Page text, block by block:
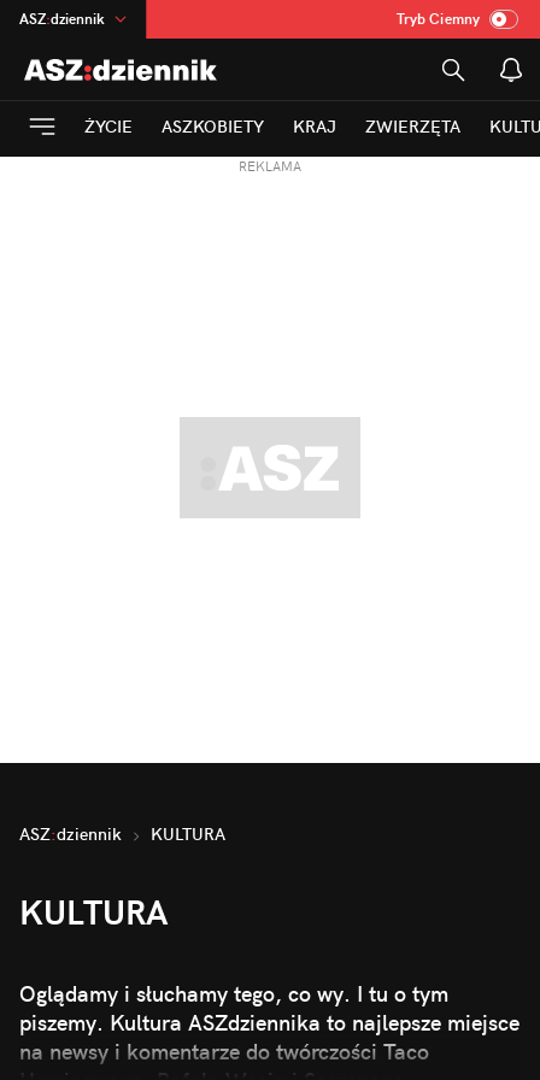
ASZ:dziennik
na:Temat
INN:Poland
mama
Tryb Ciemny
ŻYCIE ASZKOBIETY KRAJ ZWIERZĘTA
REKLAMA
ASZ:dziennik KULTURA
KULTURA
Oglądamy i słuchamy tego, co wy. I tu o tym
piszemy. Kultura ASZdziennika to najlepsze miejsce
na newsy i komentarze do twórczości Taco